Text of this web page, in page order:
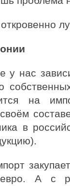
у нас
на
в
А с